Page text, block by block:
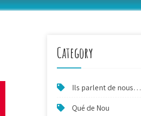
Category
Ils parlent de nous…
Qué de Nou